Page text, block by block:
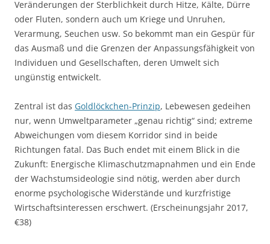
Veränderungen der Sterblichkeit durch Hitze, Kälte, Dürre
oder Fluten, sondern auch um Kriege und Unruhen,
Verarmung, Seuchen usw. So bekommt man ein Gespür für
das Ausmaß und die Grenzen der Anpassungsfähigkeit von
Individuen und Gesellschaften, deren Umwelt sich
ungünstig entwickelt.
Zentral ist das Goldlöckchen-Prinzip, Lebewesen gedeihen
nur, wenn Umweltparameter „genau richtig“ sind; extreme
Abweichungen vom diesem Korridor sind in beide
Richtungen fatal. Das Buch endet mit einem Blick in die
Zukunft: Energische Klimaschutzmapnahmen und ein Ende
der Wachstumsideologie sind nötig, werden aber durch
enorme psychologische Widerstände und kurzfristige
Wirtschaftsinteressen erschwert. (Erscheinungsjahr 2017,
€38)